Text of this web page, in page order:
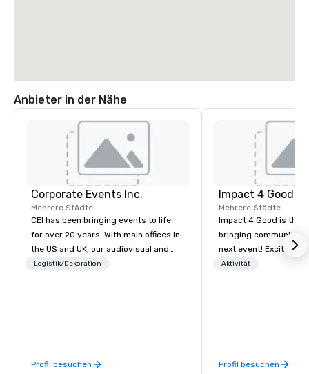
Anbieter in der Nähe
Corporate Events Inc.
Mehrere Städte
CEI has been bringing events to life
for over 20 years. With main offices in
the US and UK, our audiovisual and
production company is equipped to
are perfectly planned and executed.
Logistik/Dekoration
Profil besuchen
Impact 4 Good
Mehrere Städte
Impact 4 Good is the
bringing community
next event! Exciting
team building
event, Impact 4 Good
Aktivität
Profil besuchen